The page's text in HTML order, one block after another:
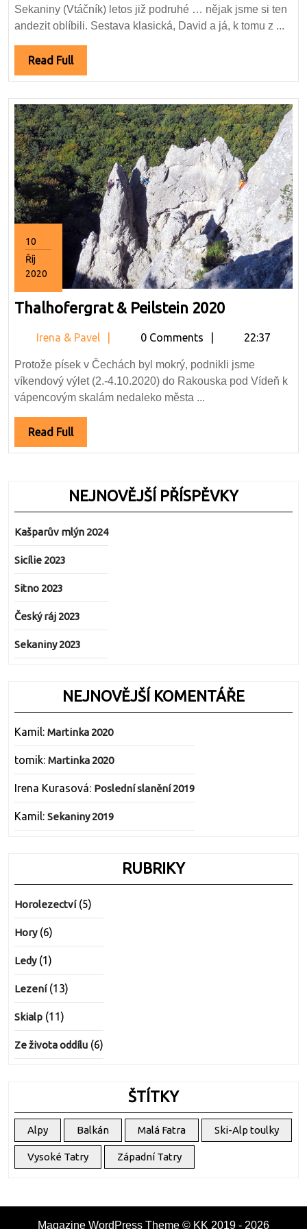
Sekaniny (Vtáčník) letos již podruhé … nějak jsme si ten
andezit oblíbili. Sestava klasická, David a já, k tomu z ...
Read FullRead
Full
10
Říj
2020
10.10.2020
Thalhofergrat & Peilstein 2020
Peilstein
2020
Irena & Pavel
Irena
Pavel
0 Comments 22:37
Protože písek v Čechách byl mokrý, podnikli jsme
víkendový výlet (2.-4.10.2020) do Rakouska pod Vídeň k
vápencovým skalám nedaleko města ...
Read FullRead
Full
NEJNOVĚJŠÍ PŘÍSPĚVKY
Kašparův mlýn 2024
Sicílie 2023
Sitno 2023
Český ráj 2023
Sekaniny 2023
NEJNOVĚJŠÍ KOMENTÁŘE
Kamil: Martinka 2020
tomik: Martinka 2020
Irena Kurasová: Poslední slanění 2019
Kamil: Sekaniny 2019
RUBRIKY
Horolezectví(5)
Hory(6)
Ledy(1)
Lezení(13)
Skialp (11)
Ze života oddílu (6)
ŠTÍTKY
Alpy Balkán Malá Fatra Ski-Alp toulky
Vysoké Tatry Západní Tatry
Magazine WordPress Theme © KK 2019 - 2026